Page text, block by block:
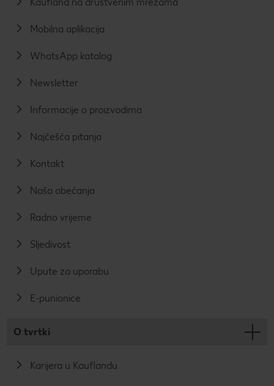
Mobilna aplikacija
WhatsApp katalog
Newsletter
Informacije o proizvodima
Najčešća pitanja
Kontakt
Naša obećanja
Radno vrijeme
Sljedivost
Upute za uporabu
E-punionice
O tvrtki
Karijera u Kauflandu